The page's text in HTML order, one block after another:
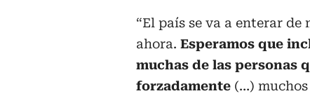
“El país se va a enterar
ahora. Esperamos que
muchas de las personas
forzadamente (…)